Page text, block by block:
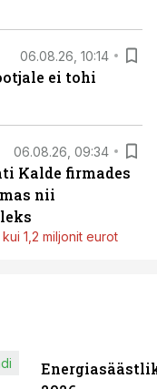
06.08.26, 10:14
ei tohi
06.08.26, 09:34
Kalde firmades
nii
1,2 miljonit eurot